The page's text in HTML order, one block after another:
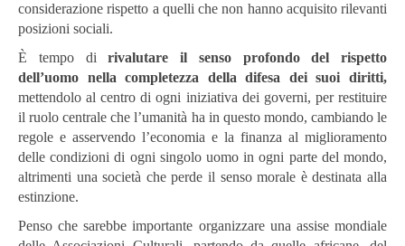
considerazione rispetto a quelli che non hanno acquisito rilevanti
posizioni sociali.
È tempo dirivalutare il senso profondo del rispetto
dell’uomo nella completezza della difesa dei suoi diritti,
mettendolo al centro di ogni iniziativa dei governi, per restituire
il ruolo centrale che l’umanità ha in questo mondo, cambiando le
regole e asservendo l’economia e la finanza al miglioramento
delle condizioni di ogni singolo uomo in ogni parte del mondo,
altrimenti una società che perde il senso morale è destinata alla
estinzione.
Penso che sarebbe importante organizzare una assise mondiale